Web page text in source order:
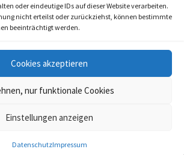
oder eindeutige IDs auf dieser Website verarbeiten.
nicht erteilst oder zurückziehst, können bestimmte
beeinträchtigt werden.
Cookies akzeptieren
nur funktionale Cookies
Einstellungen anzeigen
DatenschutzImpressum
kulturfeder.de –
Musical, Oper und mehr